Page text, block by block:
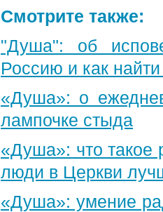
Смотрите также:
"Душа": об
Россию и как
«Душа»: о
лампочке стыда
«Душа»: что такое
люди в Церкви
«Душа»: умение